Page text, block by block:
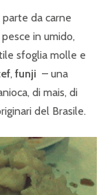
parte da carne
in umido,
sfoglia molle e
, funji – una
di mais, di
del Brasile.